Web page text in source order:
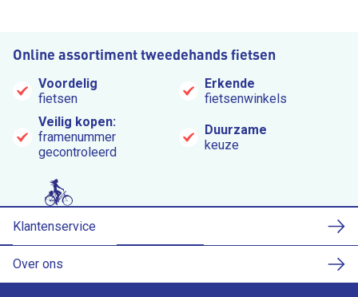
Online assortiment tweedehands fietsen
Voordelig
fietsen
Erkende
fietsenwinkels
Veilig kopen:
framenummer
gecontroleerd
Duurzame
keuze
Klantenservice
Over ons